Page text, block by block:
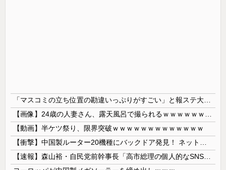
【動画】半ケツ祭り、限界突破ｗｗｗｗｗｗｗｗｗｗｗｗｗ